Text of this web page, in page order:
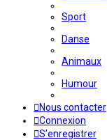
Sport
Danse
Animaux
Humour
Nous contacter
Connexion
S’enregistrer